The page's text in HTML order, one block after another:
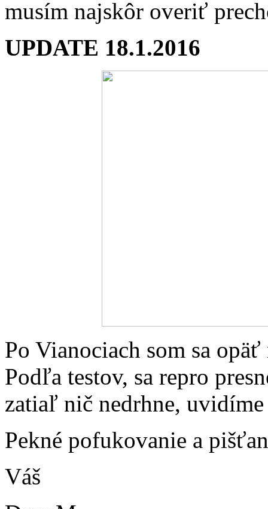
musím najskôr overiť
UPDATE 18.1.2016
Po Vianociach som sa
Podľa testov, sa repro
zatiaľ nič nedrhne,
Pekné pofukovanie a
Váš